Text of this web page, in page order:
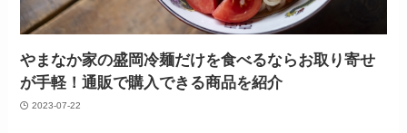
やまなか家の盛岡冷麺だけを食べるならお取り寄せ
が手軽！通販で購入できる商品を紹介
2023-07-22